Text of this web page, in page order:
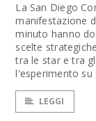
La San Diego
manifestazione
minuto hanno
scelte
tra le star e tra
l'esperimento su
LEGGI